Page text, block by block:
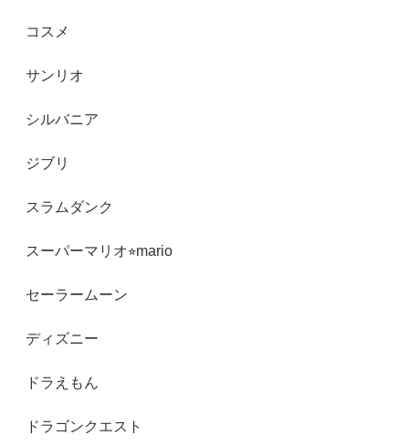
コスメ
サンリオ
シルバニア
ジブリ
スラムダンク
スーパーマリオ⭐︎mario
セーラームーン
ディズニー
ドラえもん
ドラゴンクエスト